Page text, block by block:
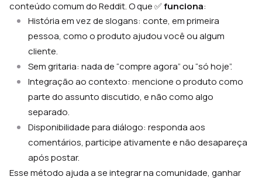
conteúdo comum do Reddit. O que ✅funciona:
História em vez de slogans: conte, em primeira
pessoa, como o produto ajudou você ou algum
cliente.
Sem gritaria: nada de “compre agora” ou “só hoje”.
Integração ao contexto: mencione o produto como
parte do assunto discutido, e não como algo
separado.
Disponibilidade para diálogo: responda aos
comentários, participe ativamente e não desapareça
após postar.
Esse método ajuda a se integrar na comunidade, ganhar